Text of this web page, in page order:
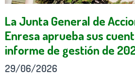
La Junta General de
Enresa aprueba sus
informe de gestión de
29/06/2026